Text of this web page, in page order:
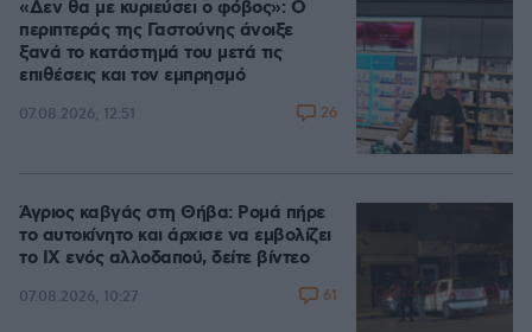
«Δεν θα με κυριεύσει ο φόβος»: Ο
περιπτεράς της Γαστούνης άνοιξε
ξανά το κατάστημά του μετά τις
επιθέσεις και τον εμπρησμό
07.08.2026, 12:51 26
Άγριος καβγάς στη Θήβα: Ρομά πήρε
το αυτοκίνητο και άρχισε να εμβολίζει
το ΙΧ ενός αλλοδαπού, δείτε βίντεο
07.08.2026, 10:27 61